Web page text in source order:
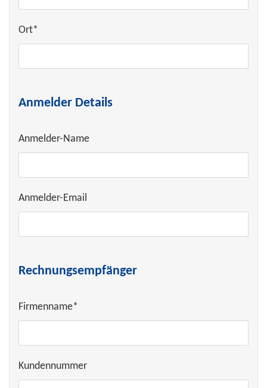
Ort*
Anmelder Details
Anmelder-Name
Anmelder-Email
Rechnungsempfänger
Firmenname*
Kundennummer